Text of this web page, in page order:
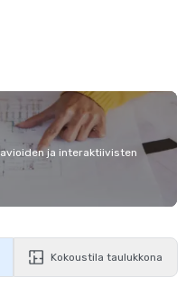
ja interaktiivisten
Kokoustila taulukkona